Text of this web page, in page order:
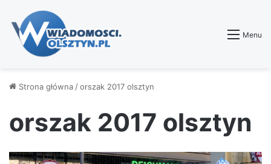
Menu
Strona główna /orszak 2017 olsztyn
orszak 2017 olsztyn